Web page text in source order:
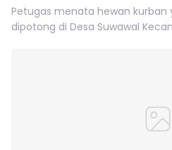
Petugas menata hewan
dipotong di Desa Suwawal